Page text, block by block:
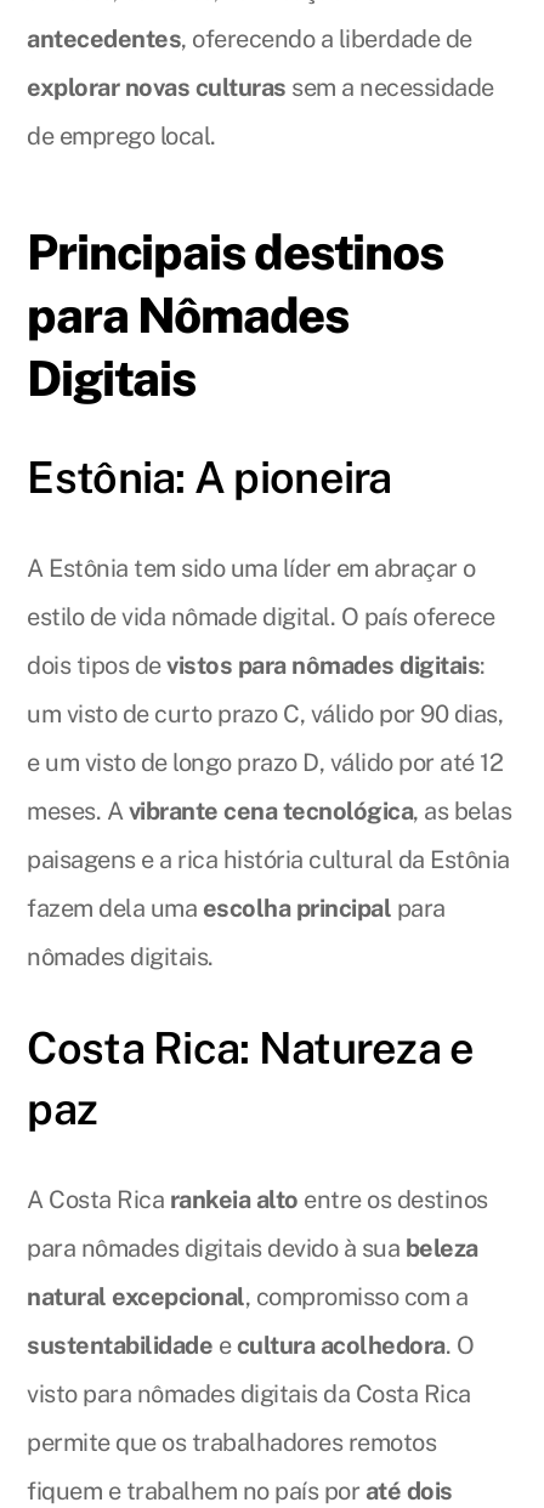
antecedentes, oferecendo a liberdade de
explorar novas culturas sem a necessidade
de emprego local.
Principais destinos
para Nômades
Digitais
Estônia: A pioneira
A Estônia tem sido uma líder em abraçar o
estilo de vida nômade digital. O país oferece
dois tipos devistos para nômades digitais:
um visto de curto prazo C, válido por 90 dias,
e um visto de longo prazo D, válido por até 12
meses. Avibrante cena tecnológica, as belas
paisagens e a rica história cultural da Estônia
fazem dela uma escolha principal para
nômades digitais.
Costa Rica: Natureza e
paz
A Costa Rica rankeia alto entre os destinos
para nômades digitais devido à sua beleza
natural excepcional, compromisso com a
sustentabilidade ecultura acolhedora. O
visto para nômades digitais da Costa Rica
permite que os trabalhadores remotos
fiquem e trabalhem no país por até dois